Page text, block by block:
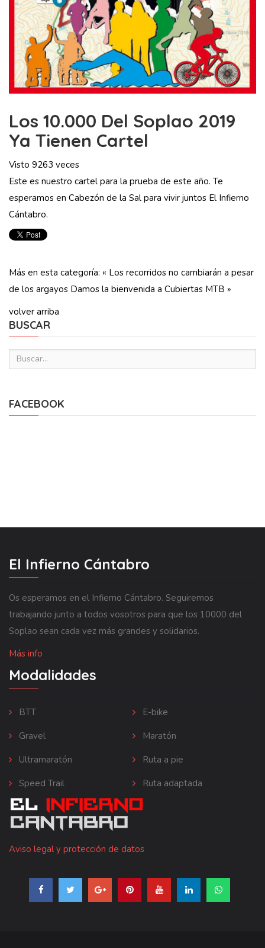
Los 10.000 Del Soplao 2019
Ya Tienen Cartel
Visto 9263 veces
Este es nuestro cartel para la prueba de este año. Te
esperamos en Cabezón de la Sal para vivir juntos El Infierno
Cántabro.
Más en esta categoría: « Los recorridos no cambiarán a pesar
de los argayos Damos la bienvenida a Cubiertas MTB »
volver arriba
BUSCAR
FACEBOOK
El Infierno Cántabro
Os esperamos en el Infierno Cántabro. Seguiremos
trabajando junto a todos vosotros para que los 10000 del
Soplao sean cada vez más grandes y solidarios.
Más info
Modalidades
BTT
E-bike
Gravel
Maratón
Ultramaratón
Ruta a pie
Speed Trail
Ruta adaptada
Aviso legal y protección de datos